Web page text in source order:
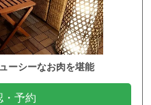
ーシーなお肉を堪能
・予約